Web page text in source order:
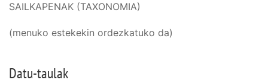
SAILKAPENAK (TAXONOMIA)
(menuko estekekin ordezkatuko da)
Datu-taulak